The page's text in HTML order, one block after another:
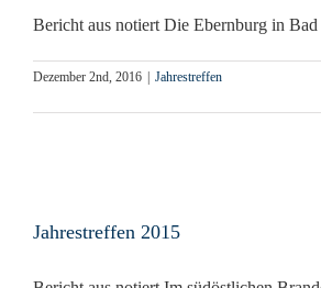
Bericht aus notiert Die Ebernburg in
Dezember 2nd, 2016
Jahrestreffen
Jahrestreffen 2015